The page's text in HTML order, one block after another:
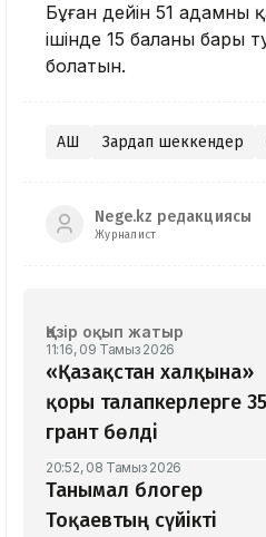
Бұған дейін 51 адамның
ішінде 15 баланың бары
болатын.
АҚШ Зардап шеккендер
Nege.kz редакциясы
Журналист
Қазір оқып жатыр
11:16, 09 Тамыз 2026
«Қазақстан халқына»
қоры талапкерлерге
грант бөлді
20:52, 08 Тамыз 2026
Танымал блогер
Тоқаевтың сүйікті